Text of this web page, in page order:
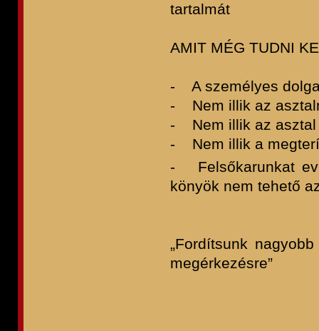
tartalmát
AMIT MÉG TUDNI
- A személyes
- Nem illik az
- Nem illik az asztal
- Nem illik a
- Felsőkarunkat
könyök nem tehető
„Fordítsunk
megérkezésre”